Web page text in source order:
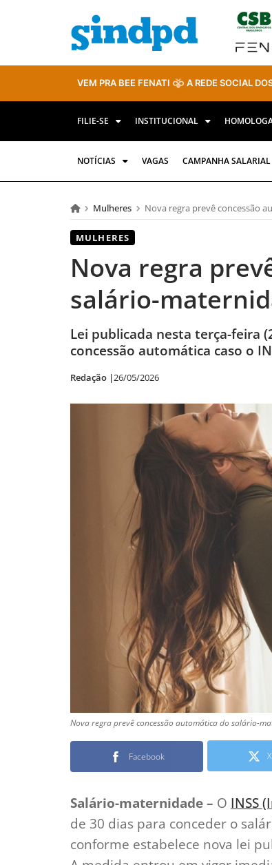
VEM PRA BEE FENATI A REDE SOCIAL
FILIE-SE INSTITUCIONAL
NOTÍCIAS VAGAS CAMPANHA SALARIAL
Mulheres Nova regra prevê concessão
MULHERES
Nova regra
salário-
Lei publicada nesta terça-feira
concessão automática caso o
Redação |26/05/2026
Nova regra prevê concessão automática do salário-
Facebook
Salário-maternidade – O INSS
de 30 dias para conceder o
conforme estabelece nova lei